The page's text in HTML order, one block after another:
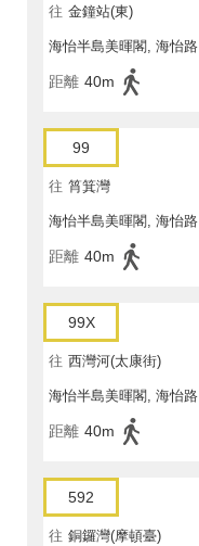
往 金鐘站(東)
海怡半島美暉閣, 海怡路
距離 40m
99
往 筲箕灣
海怡半島美暉閣, 海怡路
距離 40m
99X
往 西灣河(太康街)
海怡半島美暉閣, 海怡路
距離 40m
592
往 銅鑼灣(摩頓臺)